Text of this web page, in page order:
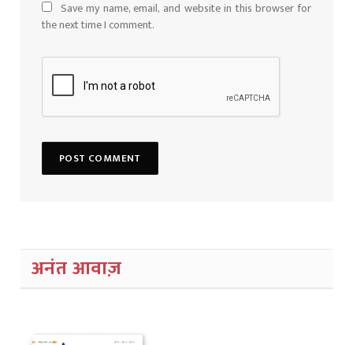
Save my name, email, and website in this browser for
the next time I comment.
अनंत आवाज़